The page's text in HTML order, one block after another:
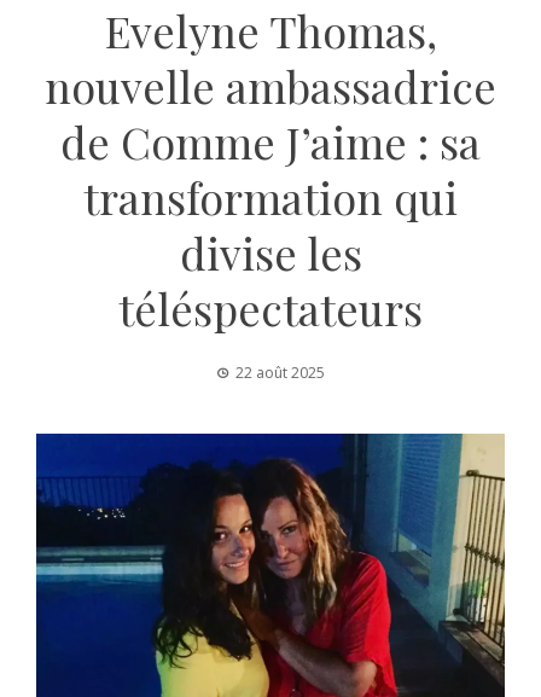
Evelyne Thomas,
nouvelle ambassadrice
de Comme J’aime : sa
transformation qui
divise les
téléspectateurs
22 août 2025